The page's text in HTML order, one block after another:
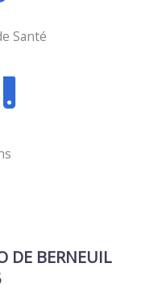
Santé
DE BERNEUIL